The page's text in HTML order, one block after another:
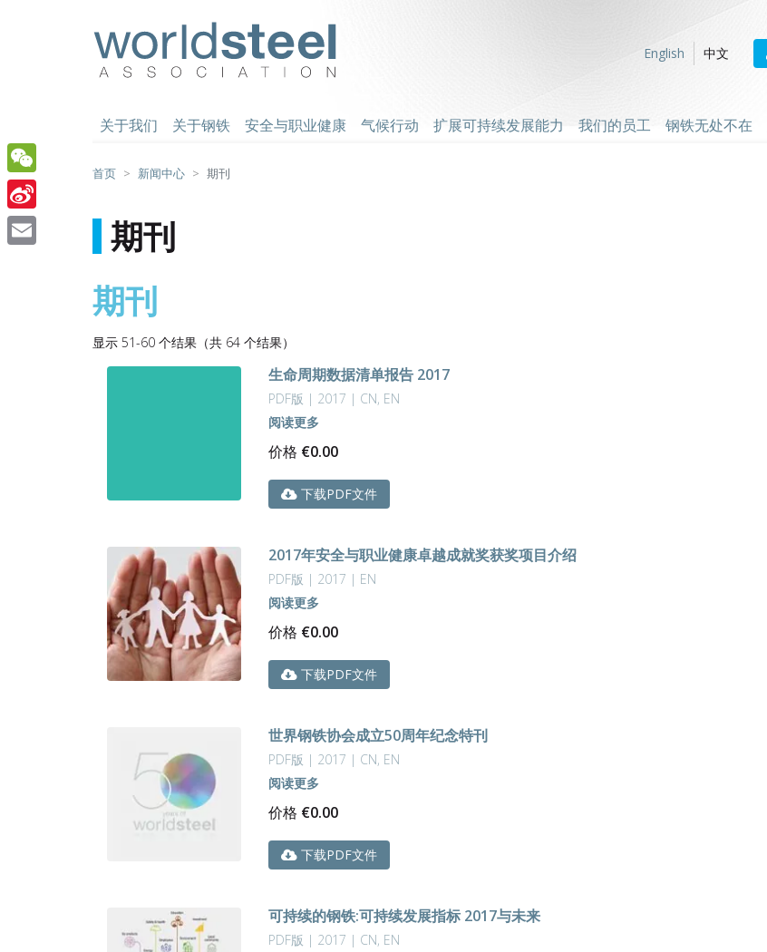
English
中文
关于我们 关于钢铁 安全与职业健康 气候行动 扩展可持续发展能力 我们的员工 钢铁无处不在
首页 新闻中心 期刊
期刊
期刊
显示 51-60 个结果（共 64 个结果）
新
内
容
序
生命周期数据清单报告 2017
PDF版 | 2017 | CN, EN
阅读更多
价格 €0.00
下载PDF文件
2017年安全与职业健康卓越成就奖获奖项目介绍
PDF版 | 2017 | EN
阅读更多
价格 €0.00
下载PDF文件
世界钢铁协会成立50周年纪念特刊
PDF版 | 2017 | CN, EN
阅读更多
价格 €0.00
下载PDF文件
可持续的钢铁:可持续发展指标 2017与未来
PDF版 | 2017 | CN, EN
WeChat
Sina